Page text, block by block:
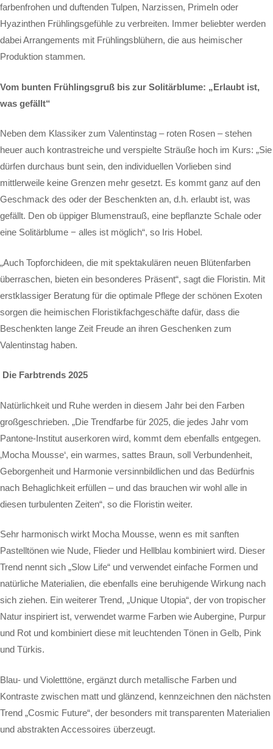
farbenfrohen und duftenden Tulpen, Narzissen, Primeln oder
Hyazinthen Frühlingsgefühle zu verbreiten. Immer beliebter werden
dabei Arrangements mit Frühlingsblühern, die aus heimischer
Produktion stammen.
Vom bunten Frühlingsgruß bis zur Solitärblume: „Erlaubt ist,
was gefällt“
Neben dem Klassiker zum Valentinstag – roten Rosen – stehen
heuer auch kontrastreiche und verspielte Sträuße hoch im Kurs: „Sie
dürfen durchaus bunt sein, den individuellen Vorlieben sind
mittlerweile keine Grenzen mehr gesetzt. Es kommt ganz auf den
Geschmack des oder der Beschenkten an, d.h. erlaubt ist, was
gefällt. Den ob üppiger Blumenstrauß, eine bepflanzte Schale oder
eine Solitärblume − alles ist möglich“, so Iris Hobel.
„Auch Topforchideen, die mit spektakulären neuen Blütenfarben
überraschen, bieten ein besonderes Präsent“, sagt die Floristin. Mit
erstklassiger Beratung für die optimale Pflege der schönen Exoten
sorgen die heimischen Floristikfachgeschäfte dafür, dass die
Beschenkten lange Zeit Freude an ihren Geschenken zum
Valentinstag haben.
Die Farbtrends 2025
Natürlichkeit und Ruhe werden in diesem Jahr bei den Farben
großgeschrieben. „Die Trendfarbe für 2025, die jedes Jahr vom
Pantone-Institut auserkoren wird, kommt dem ebenfalls entgegen.
‚Mocha Mousse‘, ein warmes, sattes Braun, soll Verbundenheit,
Geborgenheit und Harmonie versinnbildlichen und das Bedürfnis
nach Behaglichkeit erfüllen – und das brauchen wir wohl alle in
diesen turbulenten Zeiten“, so die Floristin weiter.
Sehr harmonisch wirkt Mocha Mousse, wenn es mit sanften
Pastelltönen wie Nude, Flieder und Hellblau kombiniert wird. Dieser
Trend nennt sich „Slow Life“ und verwendet einfache Formen und
natürliche Materialien, die ebenfalls eine beruhigende Wirkung nach
sich ziehen. Ein weiterer Trend, „Unique Utopia“, der von tropischer
Natur inspiriert ist, verwendet warme Farben wie Aubergine, Purpur
und Rot und kombiniert diese mit leuchtenden Tönen in Gelb, Pink
und Türkis.
Blau- und Violetttöne, ergänzt durch metallische Farben und
Kontraste zwischen matt und glänzend, kennzeichnen den nächsten
Trend „Cosmic Future“, der besonders mit transparenten Materialien
und abstrakten Accessoires überzeugt.